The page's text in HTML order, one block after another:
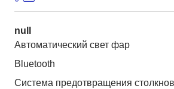
null
Автоматический свет фар
Bluetooth
Система предотвращения